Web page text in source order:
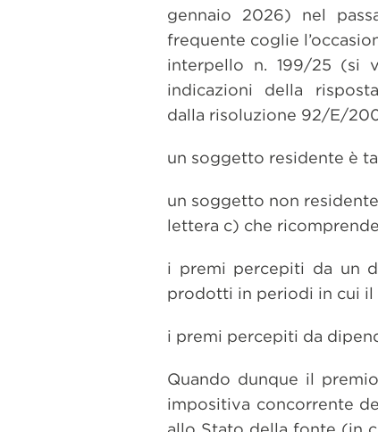
gennaio 2026) nel
frequente coglie
interpello n. 199/25 (si
indicazioni della
dalla risoluzione 92/E/
un soggetto residente è
un soggetto non
lettera c) che
i premi percepiti da un
prodotti in periodi in cui il
i premi percepiti da
Quando dunque il
impositiva concorrente